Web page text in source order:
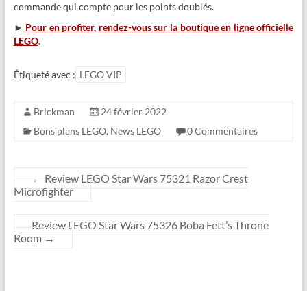
commande qui compte pour les points doublés.
► Pour en profiter, rendez-vous sur la boutique en ligne officielle
LEGO.
Étiqueté avec : LEGO VIP
Brickman
24 février 2022
Bons plans LEGO, News LEGO 0 Commentaires
←
Review LEGO Star Wars 75321 Razor Crest
Microfighter
Review LEGO Star Wars 75326 Boba Fett’s Throne
Room →